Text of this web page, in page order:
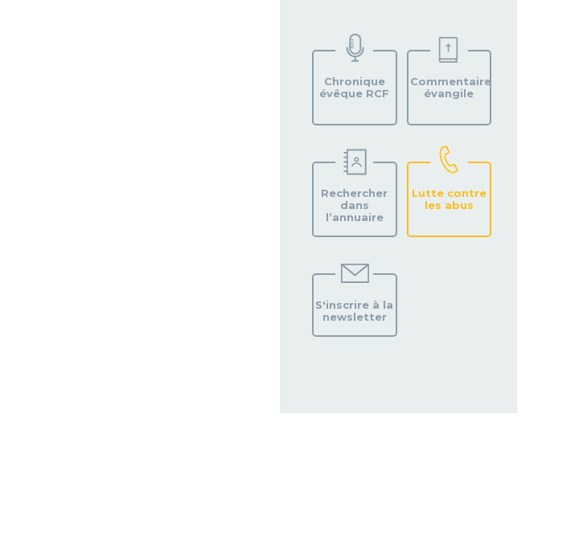
PAROISSE
Chronique
évêque RCF
Commentaire
évangile
Rechercher
dans
l’annuaire
Lutte contre
les abus
S'inscrire à la
newsletter